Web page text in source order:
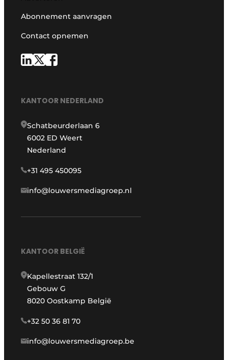
Abonnement aanvragen
Contact opnemen
KANTOOR NEDERLAND
Schatbeurderlaan 6
6002 ED Weert
Nederland
+31 495 450095
info@louwersmediagroep.nl
KANTOOR BELGIË
Kapellestraat 132/1
Gebouw G
8020 Oostkamp België
+32 50 36 81 70
info@louwersmediagroep.be